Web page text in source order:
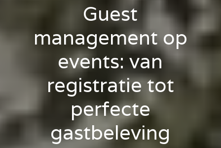
Guest
management op
events: van
registratie tot
perfecte
gastbeleving